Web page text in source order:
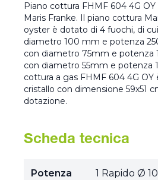
Piano cottura FHMF 604 4G
Maris Franke. Il piano cottura
oyster è dotato di 4 fuochi, di
diametro 100 mm e potenza
con diametro 75mm e potenza
con diametro 55mm e potenza
cottura a gas FHMF 604 4G OY
cristallo con dimensione 59x51
dotazione.
Scheda tecnica
Potenza
1 Rapido Ø